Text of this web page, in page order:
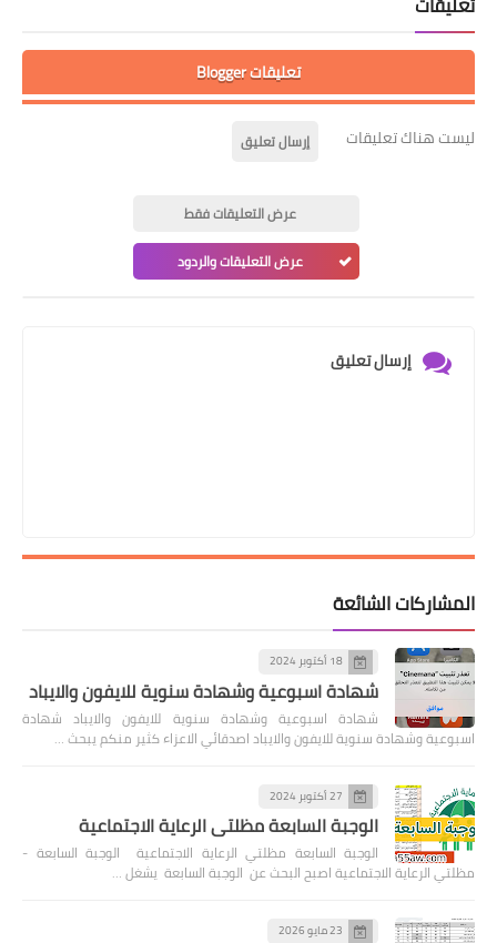
تعليقات Blogger
ليست هناك تعليقات إرسال تعليق
عرض التعليقات فقط
عرض التعليقات والردود
إرسال تعليق
المشاركات الشائعة
18 أكتوبر 2024
شهادة اسبوعية وشهادة سنوية للايفون والايباد
شهادة اسبوعية وشهادة سنوية للايفون والايباد شهادة
اسبوعية وشهادة سنوية للايفون والايباد اصدقائي الاعزاء كثير منكم يبحث …
27 أكتوبر 2024
الوجبة السابعة مظلتي الرعاية الاجتماعية
الوجبة السابعة مظلتي الرعاية الاجتماعية الوجبة السابعة -
مظلتي الرعاية الاجتماعية اصبح البحث عن الوجبة السابعة يشغل …
23 مايو 2026